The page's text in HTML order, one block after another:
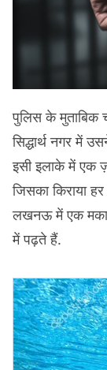
पुलिस के मुताबिक
सिद्धार्थ नगर में
इसी इलाके में एक
जिसका किराया
लखनऊ में एक
में पढ़ते हैं.